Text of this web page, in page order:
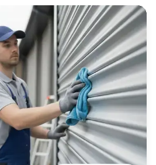
métallique Le
de-Bretagne
préventif pour rideaux
la durée de vie de
installation.
En savoir plus